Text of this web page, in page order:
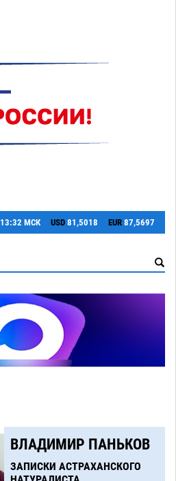
13:32 МСК USD 81,5018 EUR 87,5697
ВЛАДИМИР ПАНЬКОВ
ЗАПИСКИ АСТРАХАНСКОГО